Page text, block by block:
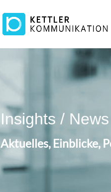
Insights /
Aktuelles, Einblicke,